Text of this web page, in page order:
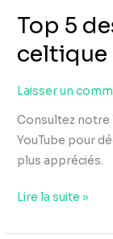
Top 5
celtique
Laisser un
Consultez notre
YouTube pour
plus appréciés.
Lire la suite »